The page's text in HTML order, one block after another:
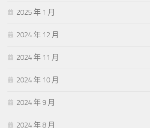
2025 年 1 月
2024 年 12 月
2024 年 11 月
2024 年 10 月
2024 年 9 月
2024 年 8 月